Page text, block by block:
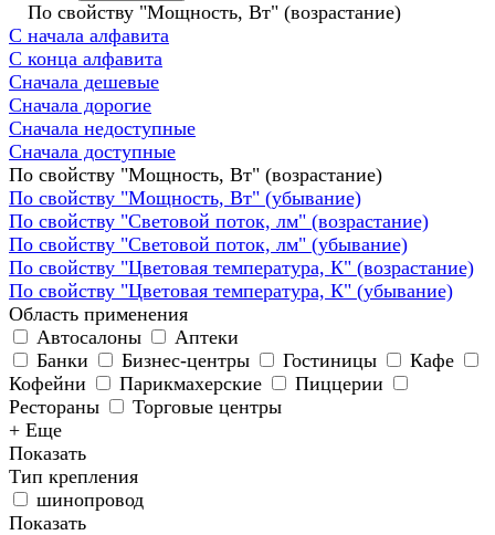
По свойству "Мощность, Вт" (возрастание)
С начала алфавита
С конца алфавита
Сначала дешевые
Сначала дорогие
Сначала недоступные
Сначала доступные
По свойству "Мощность, Вт" (возрастание)
По свойству "Мощность, Вт" (убывание)
По свойству "Световой поток, лм" (возрастание)
По свойству "Световой поток, лм" (убывание)
По свойству "Цветовая температура, К" (возрастание)
По свойству "Цветовая температура, К" (убывание)
Область применения
Автосалоны
Аптеки
Банки
Бизнес-центры Гостиницы
Кафе
Кофейни
Парикмахерские
Пиццерии
Рестораны
Торговые центры
+ Еще
Показать
Тип крепления
шинопровод
Показать